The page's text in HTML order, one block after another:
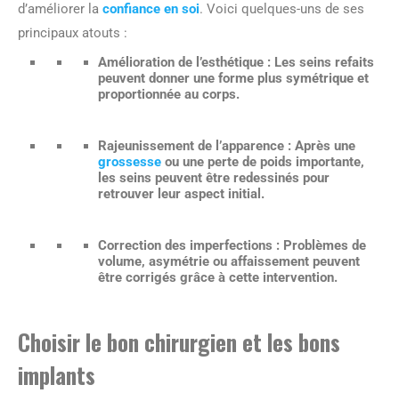
d’améliorer la confiance en soi. Voici quelques-uns de ses
principaux atouts :
Amélioration de l’esthétique : Les seins refaits
peuvent donner une forme plus symétrique et
proportionnée au corps.
Rajeunissement de l’apparence : Après une
grossesse ou une perte de poids importante,
les seins peuvent être redessinés pour
retrouver leur aspect initial.
Correction des imperfections : Problèmes de
volume, asymétrie ou affaissement peuvent
être corrigés grâce à cette intervention.
Choisir le bon chirurgien et les bons
implants